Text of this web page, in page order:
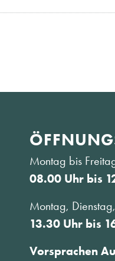
Montag bis
08.00 Uhr bis
Montag,
13.30 Uhr bis
Vorsprachen